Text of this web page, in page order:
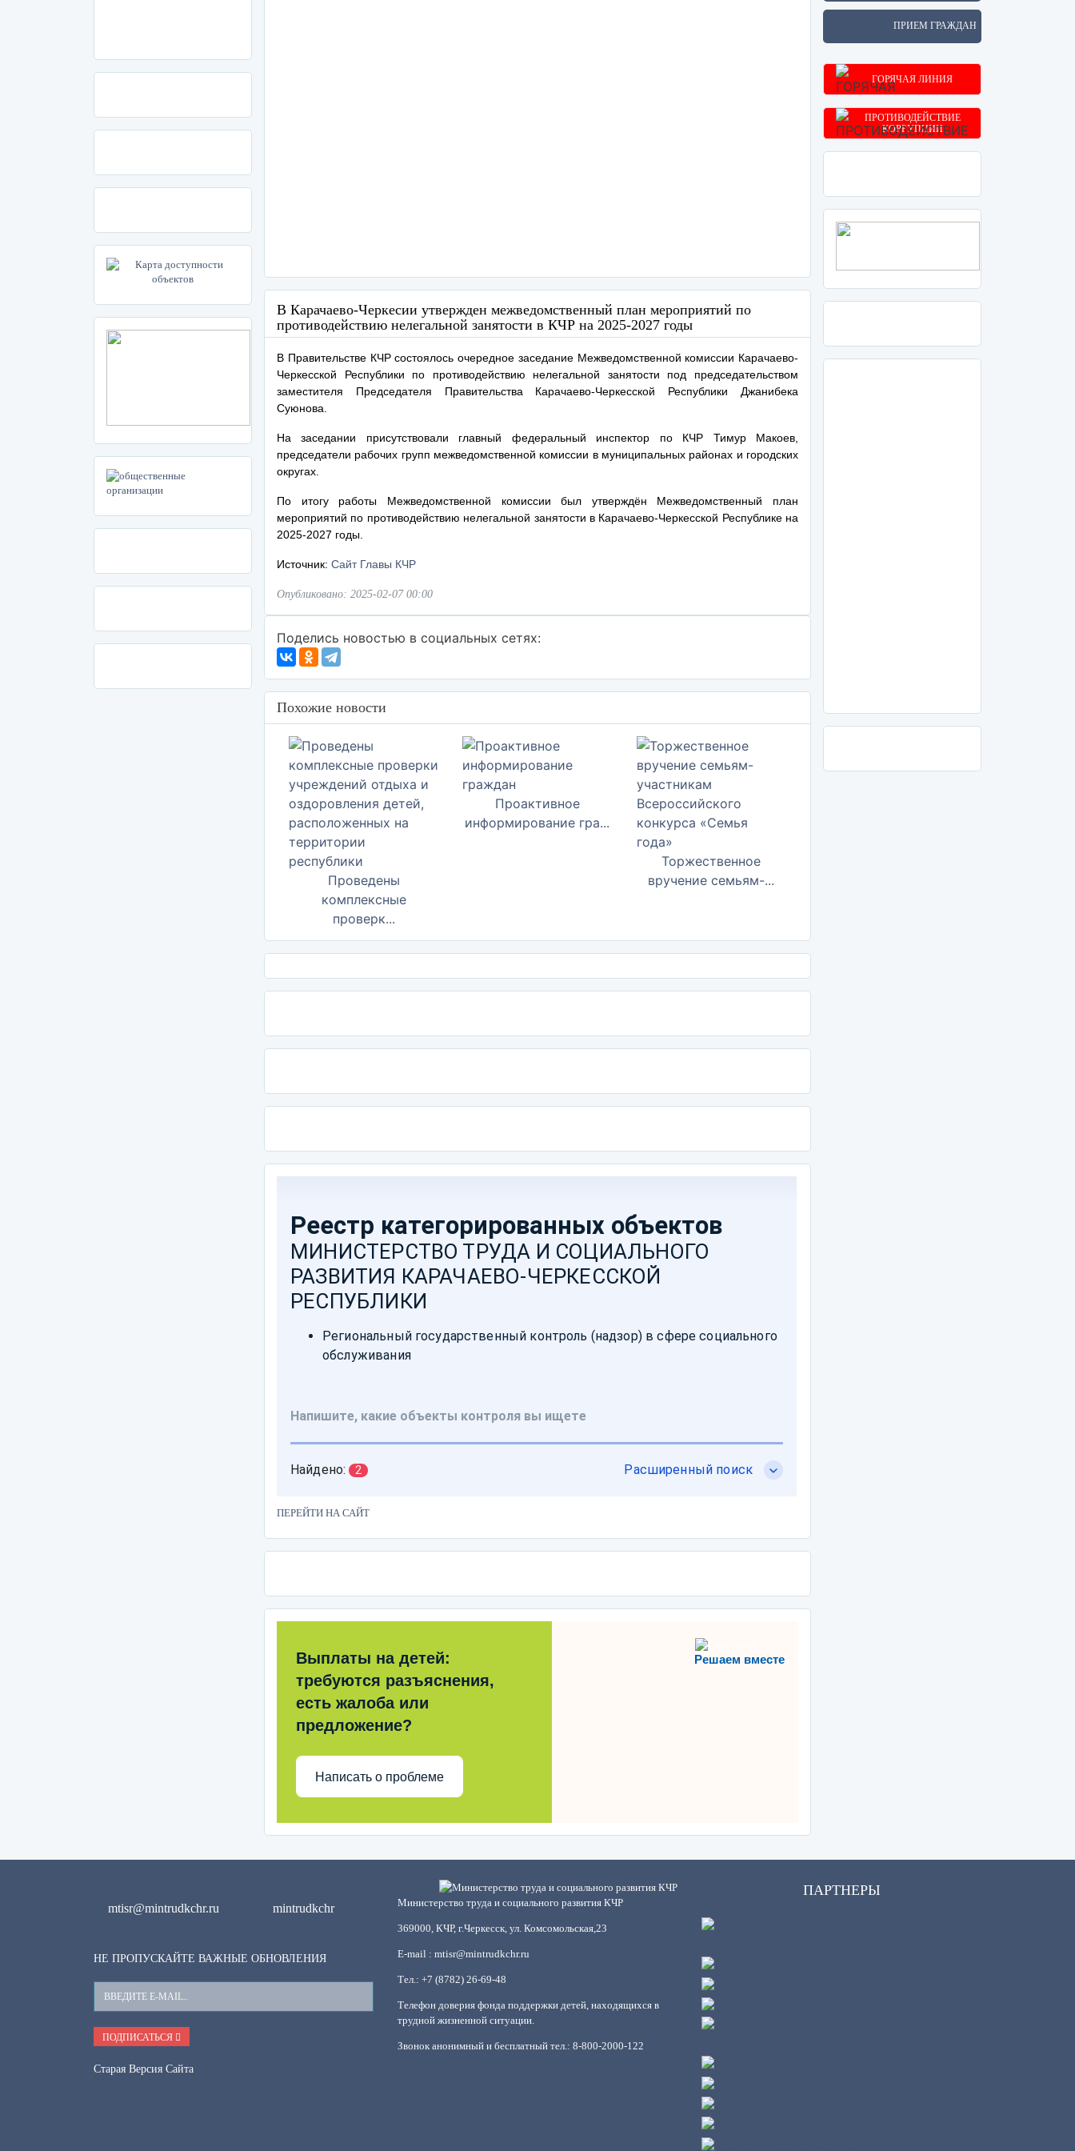
В Карачаево-Черкесии утвержден межведомственный план мероприятий по
противодействию нелегальной занятости в КЧР на 2025-2027 годы
В Правительстве КЧР состоялось очередное заседание Межведомственной комиссии Карачаево-
Черкесской Республики по противодействию нелегальной занятости под председательством
заместителя Председателя Правительства Карачаево-Черкесской Республики Джанибека
Суюнова.
На заседании присутствовали главный федеральный инспектор по КЧР Тимур Макоев,
председатели рабочих групп межведомственной комиссии в муниципальных районах и городских
округах.
По итогу работы Межведомственной комиссии был утверждён Межведомственный план
мероприятий по противодействию нелегальной занятости в Карачаево-Черкесской Республике на
2025-2027 годы.
Источник: Сайт Главы КЧР
Опубликовано: 2025-02-07 00:00
Поделись новостью в социальных сетях:
Похожие новости
Проведены
комплексные
проверк...
Проактивное
информирование гра...
Торжественное
вручение семьям-...
ПЕРЕЙТИ НА САЙТ
Решаем вместе
Выплаты на детей:
требуются разъяснения,
есть жалоба или
предложение?
Написать о проблеме
ПРИЕМ ГРАЖДАН
ГОРЯЧАЯ ЛИНИЯ
ПРОТИВОДЕЙСТВИЕ
КОРРУПЦИИ
mtisr@mintrudkchr.ru mintrudkchr
НЕ ПРОПУСКАЙТЕ ВАЖНЫЕ ОБНОВЛЕНИЯ
Ваш
E-
Mail
ПОДПИСАТЬСЯ
Старая Версия Сайта
Министерство труда и социального развития КЧР
369000, КЧР, г.Черкесск, ул. Комсомольская,23
E-mail : mtisr@mintrudkchr.ru
Тел.: +7 (8782) 26-69-48
Телефон доверия фонда поддержки детей, находящихся в
трудной жизненной ситуации.
Звонок анонимный и бесплатный тел.: 8-800-2000-122
ПАРТНЕРЫ